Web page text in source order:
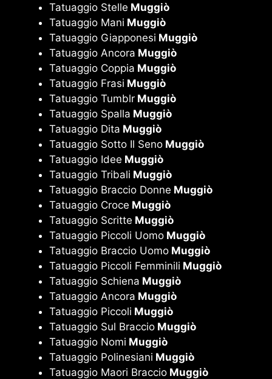
Tatuaggio Stelle Muggiò
Tatuaggio Mani Muggiò
Tatuaggio Giapponesi Muggiò
Tatuaggio Ancora Muggiò
Tatuaggio Coppia Muggiò
Tatuaggio Frasi Muggiò
Tatuaggio Tumblr Muggiò
Tatuaggio Spalla Muggiò
Tatuaggio Dita Muggiò
Tatuaggio Sotto Il Seno Muggiò
Tatuaggio Idee Muggiò
Tatuaggio Tribali Muggiò
Tatuaggio Braccio Donne Muggiò
Tatuaggio Croce Muggiò
Tatuaggio Scritte Muggiò
Tatuaggio Piccoli Uomo Muggiò
Tatuaggio Braccio Uomo Muggiò
Tatuaggio Piccoli Femminili Muggiò
Tatuaggio Schiena Muggiò
Tatuaggio Ancora Muggiò
Tatuaggio Piccoli Muggiò
Tatuaggio Sul Braccio Muggiò
Tatuaggio Nomi Muggiò
Tatuaggio Polinesiani Muggiò
Tatuaggio Maori Braccio Muggiò